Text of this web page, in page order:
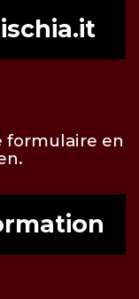
formulaire en